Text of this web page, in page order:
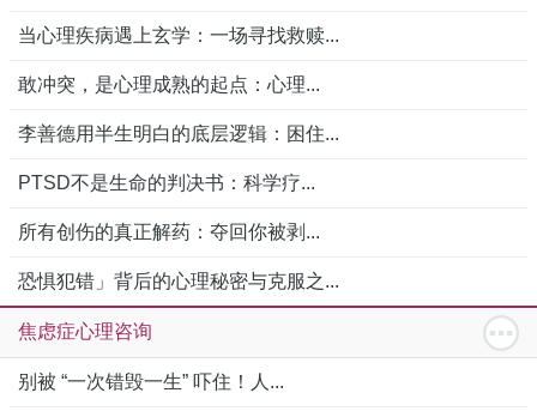
当心理疾病遇上玄学：一场寻找救赎...
敢冲突，是心理成熟的起点：心理...
李善德用半生明白的底层逻辑：困住...
PTSD不是生命的判决书：科学疗...
所有创伤的真正解药：夺回你被剥...
恐惧犯错」背后的心理秘密与克服之...
焦虑症心理咨询
别被 “一次错毁一生” 吓住！人...